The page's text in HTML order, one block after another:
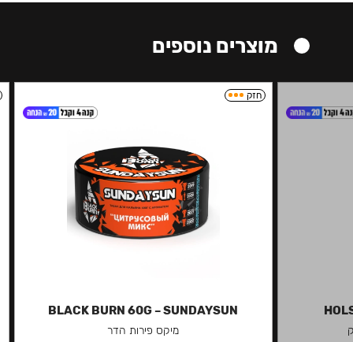
מוצרים נוספים
חזק
BLACK BURN 60G – SUNDAYSUN
מיקס פירות הדר